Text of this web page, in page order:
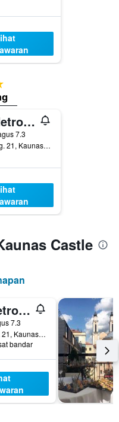
Hotel Metropolis
7.3
S. Daukanto g. 21, Kaunas, Lithuania
Castle
Hotel Metropolis
7.3
S. Daukanto g. 21, Kaunas, Lithuania
bandar